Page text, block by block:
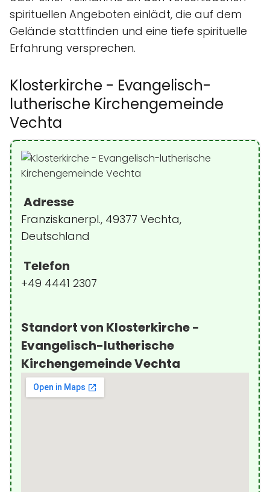
spirituellen Angeboten einlädt, die auf dem
Gelände stattfinden und eine tiefe spirituelle
Erfahrung versprechen.
Klosterkirche - Evangelisch-
lutherische Kirchengemeinde
Vechta
Adresse
Franziskanerpl., 49377 Vechta,
Deutschland
Telefon
+49 4441 2307
Standort von Klosterkirche -
Evangelisch-lutherische
Kirchengemeinde Vechta